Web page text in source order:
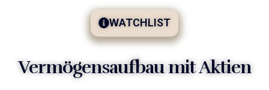
WATCHLIST
Vermögensaufbau mit Aktien